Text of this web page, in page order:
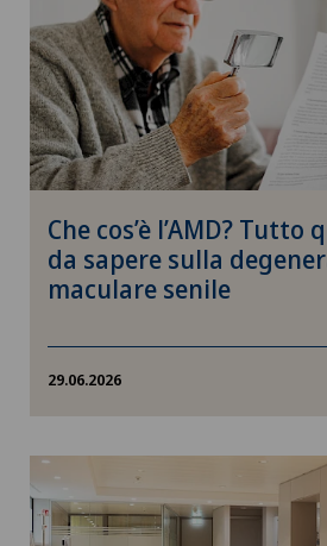
Che cos’è l’AMD? Tutto
da sapere sulla
maculare senile
29.06.2026